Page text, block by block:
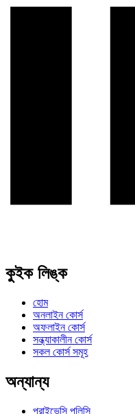
কুইক লিঙ্ক
হোম
অনলাইন কোর্স
অফলাইন কোর্স
সন্ধ্যাকালীন কোর্স
সকল কোর্স সমূহ
অন্যান্য
প্রাইভেসি পলিসি